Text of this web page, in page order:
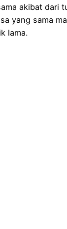
akibat dari
yang sama
lama.